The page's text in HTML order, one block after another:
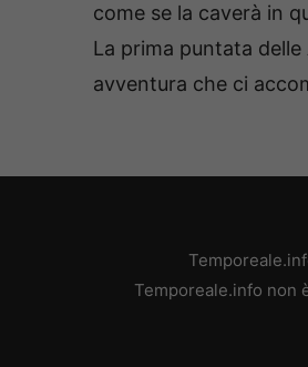
come se la caverà in
La prima puntata delle
avventura che ci
Temporeale.info non